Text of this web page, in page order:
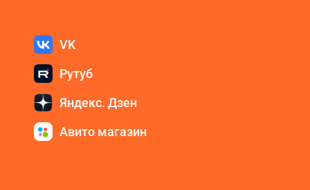
VK
Рутуб
Яндекс. Дзен
Авито магазин